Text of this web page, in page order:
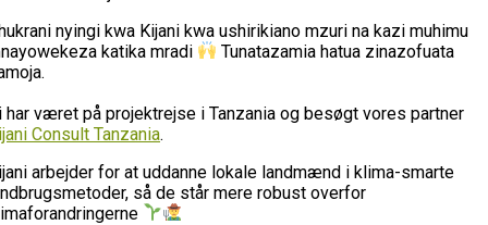
nyingi kwa Kijani kwa ushirikiano mzuri na kazi muhimu
katika mradi
Tunatazamia hatua zinazofuata
har været på projektrejse i Tanzania og besøgt vores partner
Consult Tanzania.
arbejder for at uddanne lokale landmænd i klima-smarte
så de står mere robust overfor